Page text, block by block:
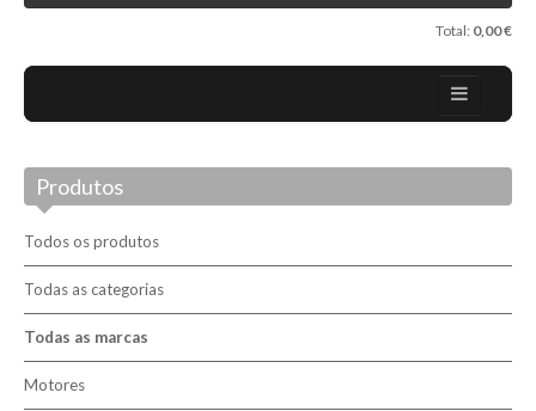
Total: 0,00 €
Sobre nós
Novidades
Contactos
Concessionários
Livro de reclamações
Produtos
Todos os produtos
Todas as categorias
Todas as marcas
Motores